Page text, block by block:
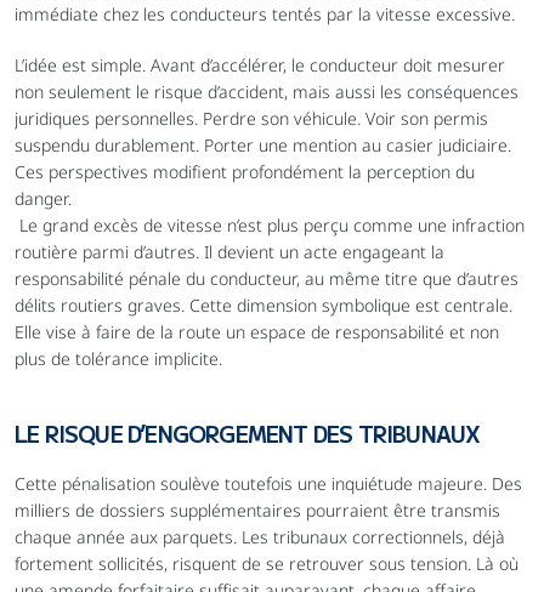
immédiate chez les conducteurs tentés par la vitesse excessive.
L’idée est simple. Avant d’accélérer, le conducteur doit mesurer
non seulement le risque d’accident, mais aussi les conséquences
juridiques personnelles. Perdre son véhicule. Voir son permis
suspendu durablement. Porter une mention au casier judiciaire.
Ces perspectives modifient profondément la perception du
danger.
routière parmi d’autres. Il devient un acte engageant la
responsabilité pénale du conducteur, au même titre que d’autres
délits routiers graves. Cette dimension symbolique est centrale.
Elle vise à faire de la route un espace de responsabilité et non
plus de tolérance implicite.
LE RISQUE D’ENGORGEMENT DES TRIBUNAUX
Cette pénalisation soulève toutefois une inquiétude majeure. Des
milliers de dossiers supplémentaires pourraient être transmis
chaque année aux parquets. Les tribunaux correctionnels, déjà
fortement sollicités, risquent de se retrouver sous tension. Là où